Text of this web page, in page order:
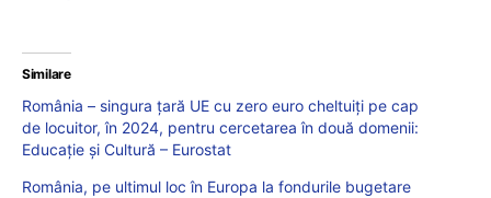
Similare
România – singura țară UE cu zero euro cheltuiți pe cap
de locuitor, în 2024, pentru cercetarea în două domenii:
Educație și Cultură – Eurostat
România, pe ultimul loc în Europa la fondurile bugetare